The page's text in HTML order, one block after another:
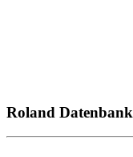
Roland Datenbank